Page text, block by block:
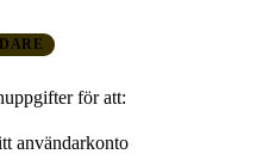
för att:
användarkonto